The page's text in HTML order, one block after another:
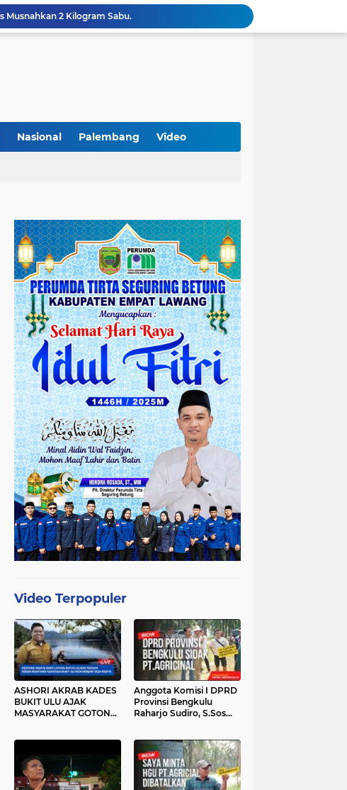
Gelorakan Program Strategis Nasional, Joncik Muhamad Tinjau Proyek Sekolah Rakyat Rp234 Miliar
KAMMI Muratara Dukung MUI dalam Upaya Penegakan Hukum terhadap Aktivitas LGBT
Nasional Palembang Video
Video Terpopuler
ASHORI AKRAB KADES
BUKIT ULU AJAK
MASYARAKAT GOTONG
Anggota Komisi I DPRD
Provinsi Bengkulu
Raharjo Sudiro, S.Sos